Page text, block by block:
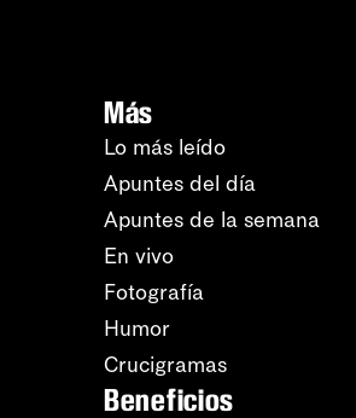
Más
Lo más leído
Apuntes del día
Apuntes de la semana
En vivo
Fotografía
Humor
Crucigramas
Beneficios